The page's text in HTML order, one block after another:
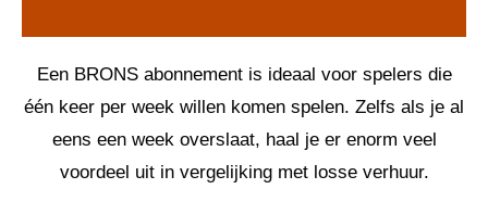
Een BRONS abonnement is ideaal voor spelers die
één keer per week willen komen spelen. Zelfs als je al
eens een week overslaat, haal je er enorm veel
voordeel uit in vergelijking met losse verhuur.